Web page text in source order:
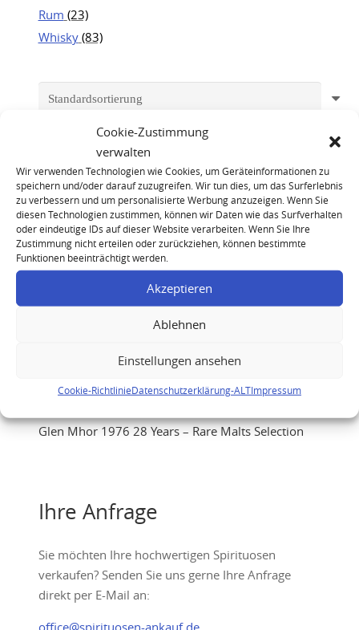
Cookie-Zustimmung
verwalten
Wir verwenden Technologien wie Cookies, um Geräteinformationen zu
speichern und/oder darauf zuzugreifen. Wir tun dies, um das Surferlebnis
zu verbessern und um personalisierte Werbung anzuzeigen. Wenn Sie
diesen Technologien zustimmen, können wir Daten wie das Surfverhalten
oder eindeutige IDs auf dieser Website verarbeiten. Wenn Sie Ihre
Zustimmung nicht erteilen oder zurückziehen, können bestimmte
Funktionen beeinträchtigt werden.
Akzeptieren
Ablehnen
Einstellungen ansehen
Cookie-RichtlinieDatenschutzerklärung-ALTImpressum
Rum (23)
Whisky (83)
Glen Mhor 1976 28 Years – Rare Malts Selection
Ihre Anfrage
Sie möchten Ihre hochwertigen Spirituosen
verkaufen? Senden Sie uns gerne Ihre Anfrage
direkt per E-Mail an:
office@spirituosen-ankauf.de